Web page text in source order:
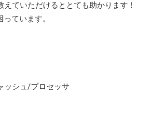
ていただけるととても助かります！
ています。
ッシュ/プロセッサ